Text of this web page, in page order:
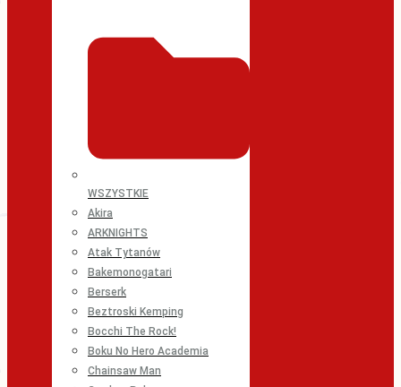
WSZYSTKIE
Akira
ARKNIGHTS
Atak Tytanów
Bakemonogatari
Berserk
Beztroski Kemping
Bocchi The Rock!
Boku No Hero Academia
Chainsaw Man